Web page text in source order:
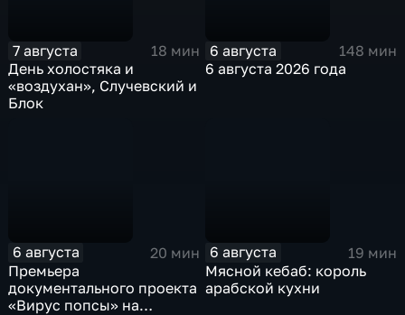
7 августа
18 мин
День холостяка и
«воздухан», Случевский и
Блок
6 августа
148 мин
6 августа 2026 года
6 августа
20 мин
Премьера
документального проекта
«Вирус попсы» на
6 августа
19 мин
Мясной кебаб: король
арабской кухни